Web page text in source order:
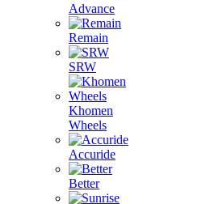
Advance
Remain
SRW
Khomen
Wheels
Accuride
Better